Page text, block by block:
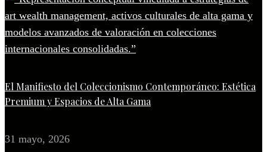
El Manifiesto del Coleccionismo Contemporáneo: Estética
Premium y Espacios de Alta Gama
31 mayo, 2026